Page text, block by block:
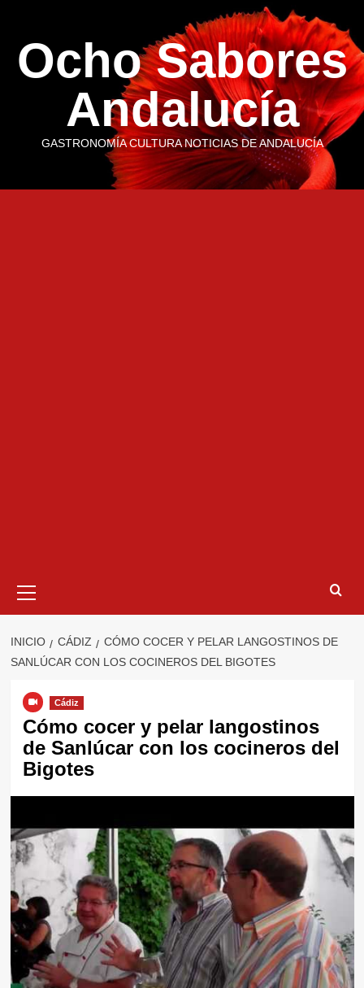
contenido
Ocho Sabores
Andalucía
GASTRONOMÍA CULTURA NOTICIAS DE ANDALUCÍA
primario
INICIO CÁDIZ
CÓMO COCER Y PELAR LANGOSTINOS DE
SANLÚCAR CON LOS COCINEROS DEL BIGOTES
Cádiz
Cómo cocer y pelar langostinos
de Sanlúcar con los cocineros del
Bigotes